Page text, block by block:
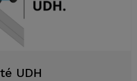
UDH